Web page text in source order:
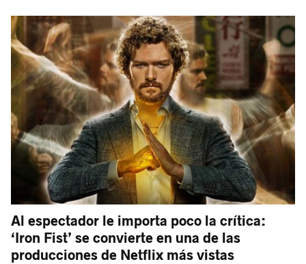
Al espectador le importa poco la crítica:
‘Iron Fist’ se convierte en una de las
producciones de Netflix más vistas